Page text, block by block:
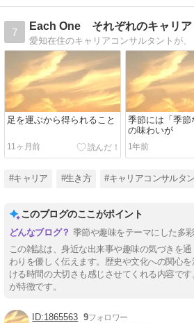
7
Each One それぞれのキャリア
足を運ぶから得られること
11ヶ月前
季節には「季節
の味わいが
1年前
#キャリア #生き方 #キャリアコンサルタ
このブログのここがポイント
季節や趣味をテーマにした多
この雑誌は、身近な出来事や趣味の気づきを
わりを優しく伝えます。歴史や文化への関心
ける時間の大切さも感じさせてくれる内容で
が特徴です。
1865563 9